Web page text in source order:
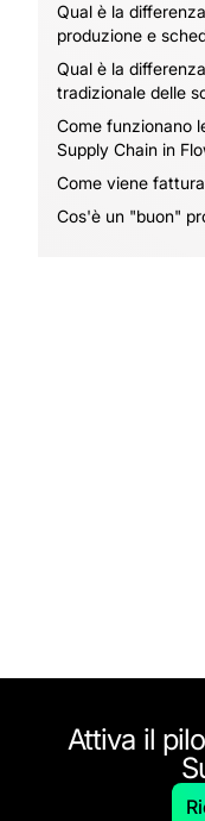
Qual è la
produzione e
Qual è la
tradizionale delle
Come funzionano
Supply Chain in
Come viene
Cos'è un "buon"
Attiva il